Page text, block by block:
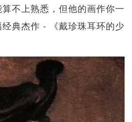
不上熟悉，但他的画作你一
典杰作 - 《戴珍珠耳环的少